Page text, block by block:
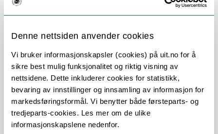
Denne nettsiden anvender cookies
Vi bruker informasjonskapsler (cookies) på uit.no for å
sikre best mulig funksjonalitet og riktig visning av
nettsidene. Dette inkluderer cookies for statistikk,
bevaring av innstillinger og innsamling av informasjon for
markedsføringsformål. Vi benytter både førsteparts- og
tredjeparts-cookies. Les mer om de ulike
informasjonskapslene nedenfor.
Forskning og undervisning
Stillingsbeskrivelse
Studieveiledning / Studieadministrasjon /
Studiekvalitet / Studieplaner / Eksamen /
Emner / Timeplanlegging / Digital